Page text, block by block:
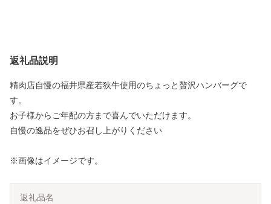
返礼品説明
精肉店自慢の福井県産若狭牛使用のちょっと贅沢ハンバーグで
す。
お子様からご年配の方まで喜んでいただけます。
自慢の逸品をぜひお召し上がりください
※画像はイメージです。
返礼品名